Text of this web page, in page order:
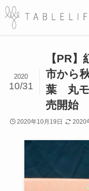
【PR
市から
葉 丸モ
売開始
2020
10/31
2020年10月19日 2020